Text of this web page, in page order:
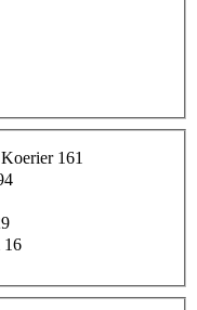
161
16